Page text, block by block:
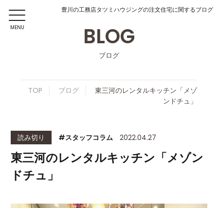
MENU
豊川の工務店タツミハウジングの注文住宅に関するブログ
BLOG
ブログ
TOP ブログ
東三河のレンタルキッチン「メゾ
ンドチュ」
東三河のレンタルキッチン「メゾン
ドチュ」
読み切り #スタッフコラム 2022.04.27